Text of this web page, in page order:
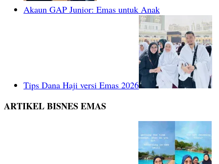
Akaun GAP Junior: Emas untuk Anak
Tips Dana Haji versi Emas 2026
ARTIKEL BISNES EMAS